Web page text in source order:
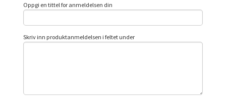
Oppgi en tittel for anmeldelsen din
Skriv inn produktanmeldelsen i feltet under